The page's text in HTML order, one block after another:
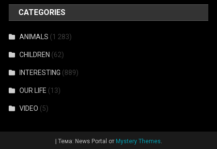
CATEGORIES
ANIMALS (1 283)
CHILDREN (62)
INTERESTING (889)
OUR LIFE (13)
VIDEO (5)
Тема: News Portal от Mystery Themes.